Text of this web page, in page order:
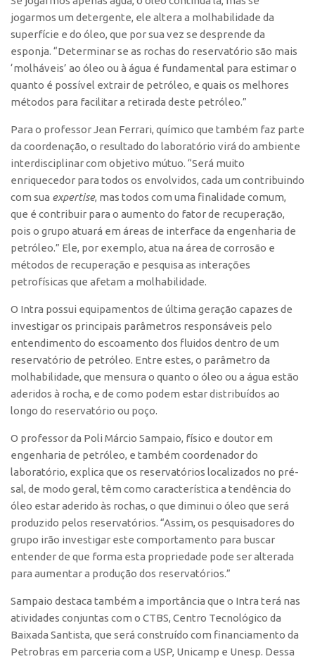
jogarmos um detergente, ele altera a molhabilidade da
superfície e do óleo, que por sua vez se desprende da
esponja. “Determinar se as rochas do reservatório são mais
‘molháveis’ ao óleo ou à água é fundamental para estimar o
quanto é possível extrair de petróleo, e quais os melhores
métodos para facilitar a retirada deste petróleo.”
Para o professor Jean Ferrari, químico que também faz parte
da coordenação, o resultado do laboratório virá do ambiente
interdisciplinar com objetivo mútuo. “Será muito
enriquecedor para todos os envolvidos, cada um contribuindo
com sua expertise, mas todos com uma finalidade comum,
que é contribuir para o aumento do fator de recuperação,
pois o grupo atuará em áreas de interface da engenharia de
petróleo.” Ele, por exemplo, atua na área de corrosão e
métodos de recuperação e pesquisa as interações
petrofísicas que afetam a molhabilidade.
O Intra possui equipamentos de última geração capazes de
investigar os principais parâmetros responsáveis pelo
entendimento do escoamento dos fluidos dentro de um
reservatório de petróleo. Entre estes, o parâmetro da
molhabilidade, que mensura o quanto o óleo ou a água estão
aderidos à rocha, e de como podem estar distribuídos ao
longo do reservatório ou poço.
O professor da Poli Márcio Sampaio, físico e doutor em
engenharia de petróleo, e também coordenador do
laboratório, explica que os reservatórios localizados no pré-
sal, de modo geral, têm como característica a tendência do
óleo estar aderido às rochas, o que diminui o óleo que será
produzido pelos reservatórios. “Assim, os pesquisadores do
grupo irão investigar este comportamento para buscar
entender de que forma esta propriedade pode ser alterada
para aumentar a produção dos reservatórios.”
Sampaio destaca também a importância que o Intra terá nas
atividades conjuntas com o CTBS, Centro Tecnológico da
Baixada Santista, que será construído com financiamento da
Petrobras em parceria com a USP, Unicamp e Unesp. Dessa